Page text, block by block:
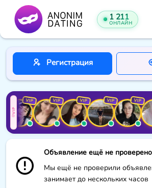
1 211
ОНЛАЙН
Регистрация
VIP
VIP VIP VIP VIP VIP
Объявление ещё не
Мы ещё не проверили
занимает до нескольких часов